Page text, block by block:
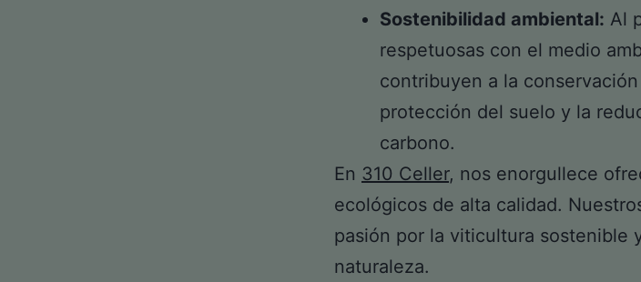
Sostenibilidad ambiental: Al
respetuosas con el medio
contribuyen a la
protección del suelo y la
carbono.
En 310 Celler, nos enorgullece
ecológicos de alta calidad.
pasión por la viticultura sostenible
naturaleza.